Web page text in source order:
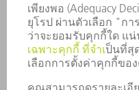
อาชีพ
ข้อเสนอตำแหน่งงาน
โปรไฟล์บริษัท
คณะกรรมการบริหาร
รายงานประจำปี